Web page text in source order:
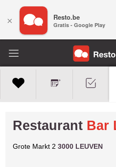
Restaurant Bar
Grote Markt 23000 LEUVEN
× Resto.be
Gratis - Google Play